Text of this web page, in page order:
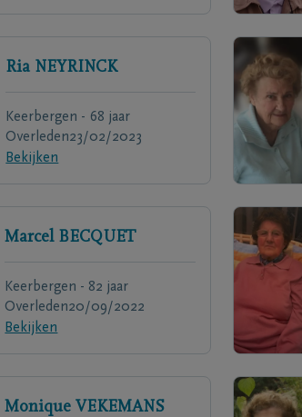
Ria NEYRINCK
Keerbergen - 68 jaar
Overleden23/02/2023
Bekijken
Marcel BECQUET
Keerbergen - 82 jaar
Overleden20/09/2022
Bekijken
Monique VEKEMANS